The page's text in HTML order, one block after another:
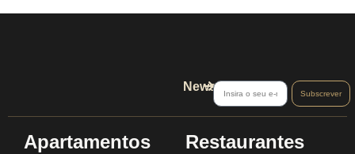
News Subscrever
Apartamentos Restaurantes